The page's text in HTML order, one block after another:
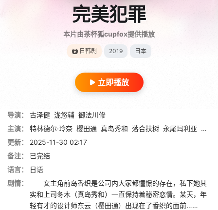
完美犯罪
本片由茶杯狐cupfox提供播放
日韩剧 2019 日本
立即播放
导演： 古泽健 泷悠辅 御法川修
主演：
特林德尔·玲奈 樱田通 真岛秀和 落合扶树 永尾玛利亚 喜多
更新：
2025-11-30 02:17
备注：
已完结
语言：
日语
剧情：
女主角前岛香织是公司内大家都憧憬的存在，私下她其
实和上司冬木（真岛秀和）一直保持着秘密恋情。某天，年
轻有才的设计师东云（樱田通）出现在了香织的面前……